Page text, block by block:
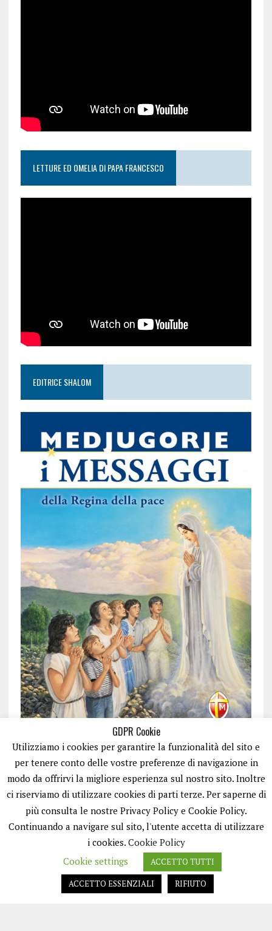
LETTURE ED OMELIA DI PAPA FRANCESCO
EDITRICE SHALOM
ISCRIVITI
GDPR Cookie
Utilizziamo i cookies per garantire la funzionalità del sito e
per tenere conto delle vostre preferenze di navigazione in
modo da offrirvi la migliore esperienza sul nostro sito. Inoltre
ci riserviamo di utilizzare cookies di parti terze. Per saperne di
più consulta le nostre Privacy Policy e Cookie Policy.
Continuando a navigare sul sito, l'utente accetta di utilizzare
i cookies. Cookie Policy
Cookie settings
ACCETTO TUTTI
ACCETTO ESSENZIALI
RIFIUTO